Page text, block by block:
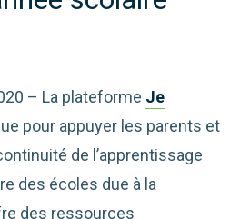
– La plateforme Je
pour appuyer les parents et
de l’apprentissage
des écoles due à la
des ressources